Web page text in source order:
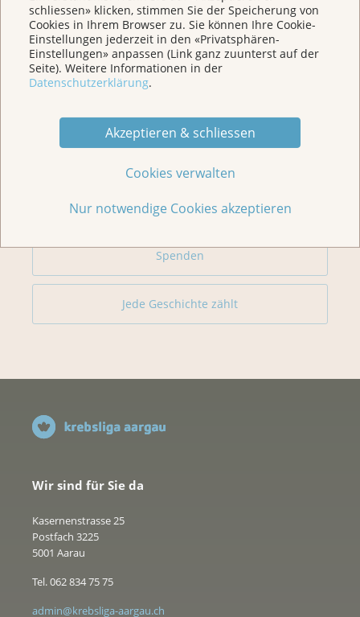
schliessen» klicken, stimmen Sie der Speicherung von
Cookies in Ihrem Browser zu. Sie können Ihre Cookie-
Einstellungen jederzeit in den «Privatsphären-
Einstellungen» anpassen (Link ganz zuunterst auf der
Seite). Weitere Informationen in der
Datenschutzerklärung.
Akzeptieren & schliessen
Cookies verwalten
Nur notwendige Cookies akzeptieren
Für Betroffene & Angehörige
Prävention
Über uns
Spenden
Jede Geschichte zählt
Wir sind für Sie da
Kasernenstrasse 25
Postfach 3225
5001 Aarau
Tel. 062 834 75 75
admin@krebsliga-aargau.ch